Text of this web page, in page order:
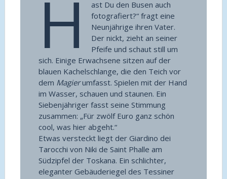
H
ast Du den Busen auch
fotografiert?“ fragt eine
Neunjährige ihren Vater.
Der nickt, zieht an seiner
Pfeife und schaut still um
sich. Einige Erwachsene sitzen auf der
blauen Kachelschlange, die den Teich vor
dem Magierumfasst. Spielen mit der Hand
im Wasser, schauen und staunen. Ein
Siebenjähriger fasst seine Stimmung
zusammen: „Für zwölf Euro ganz schön
cool, was hier abgeht.“
Etwas versteckt liegt der Giardino dei
Tarocchi von Niki de Saint Phalle am
Südzipfel der Toskana. Ein schlichter,
eleganter Gebäuderiegel des Tessiner